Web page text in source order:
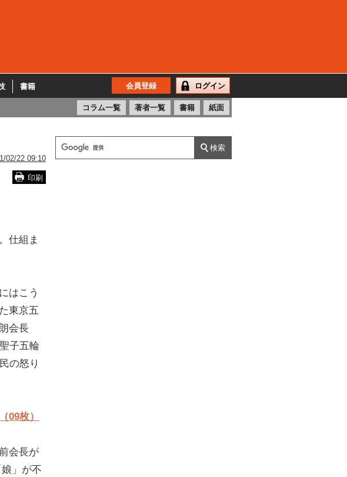
書籍 会員登録 ログイン
コラム一覧 著者一覧 書籍 紙面
02/22 09:10
印刷
仕組ま
はこう
東京五
会長
子五輪
の怒り
09枚）
会長が
」が不